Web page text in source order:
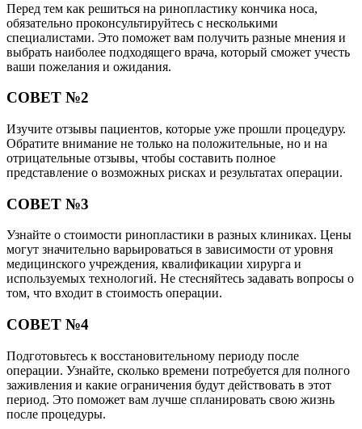
Перед тем как решиться на ринопластику кончика носа,
обязательно проконсультируйтесь с несколькими
специалистами. Это поможет вам получить разные мнения и
выбрать наиболее подходящего врача, который сможет учесть
ваши пожелания и ожидания.
СОВЕТ №2
Изучите отзывы пациентов, которые уже прошли процедуру.
Обратите внимание не только на положительные, но и на
отрицательные отзывы, чтобы составить полное
представление о возможных рисках и результатах операции.
СОВЕТ №3
Узнайте о стоимости ринопластики в разных клиниках. Цены
могут значительно варьироваться в зависимости от уровня
медицинского учреждения, квалификации хирурга и
используемых технологий. Не стесняйтесь задавать вопросы о
том, что входит в стоимость операции.
СОВЕТ №4
Подготовьтесь к восстановительному периоду после
операции. Узнайте, сколько времени потребуется для полного
заживления и какие ограничения будут действовать в этот
период. Это поможет вам лучше спланировать свою жизнь
после процедуры.